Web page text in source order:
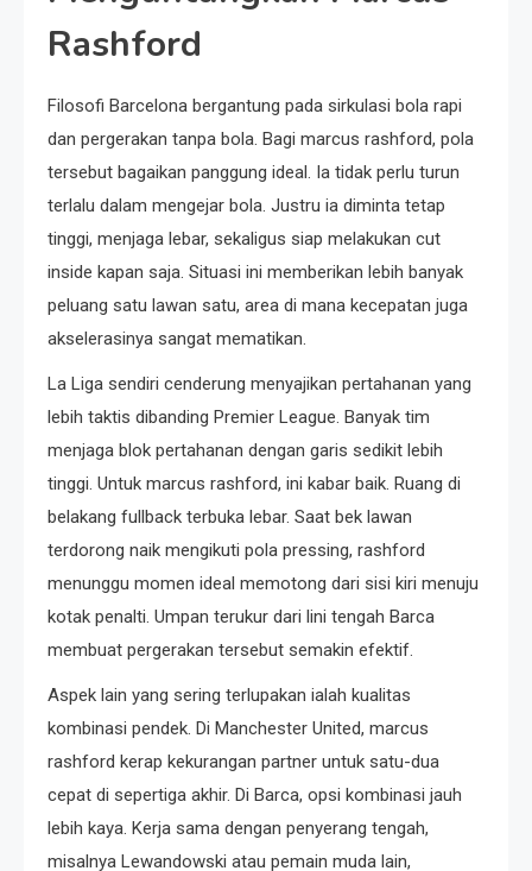
Rashford
Filosofi Barcelona bergantung pada sirkulasi bola rapi
dan pergerakan tanpa bola. Bagi marcus rashford, pola
tersebut bagaikan panggung ideal. Ia tidak perlu turun
terlalu dalam mengejar bola. Justru ia diminta tetap
tinggi, menjaga lebar, sekaligus siap melakukan cut
inside kapan saja. Situasi ini memberikan lebih banyak
peluang satu lawan satu, area di mana kecepatan juga
akselerasinya sangat mematikan.
La Liga sendiri cenderung menyajikan pertahanan yang
lebih taktis dibanding Premier League. Banyak tim
menjaga blok pertahanan dengan garis sedikit lebih
tinggi. Untuk marcus rashford, ini kabar baik. Ruang di
belakang fullback terbuka lebar. Saat bek lawan
terdorong naik mengikuti pola pressing, rashford
menunggu momen ideal memotong dari sisi kiri menuju
kotak penalti. Umpan terukur dari lini tengah Barca
membuat pergerakan tersebut semakin efektif.
Aspek lain yang sering terlupakan ialah kualitas
kombinasi pendek. Di Manchester United, marcus
rashford kerap kekurangan partner untuk satu-dua
cepat di sepertiga akhir. Di Barca, opsi kombinasi jauh
lebih kaya. Kerja sama dengan penyerang tengah,
misalnya Lewandowski atau pemain muda lain,